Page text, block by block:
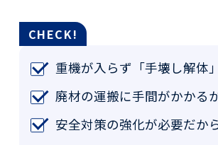
重機が入らず「手壊し解体
廃材の運搬に手間がかかる
安全対策の強化が必要だか